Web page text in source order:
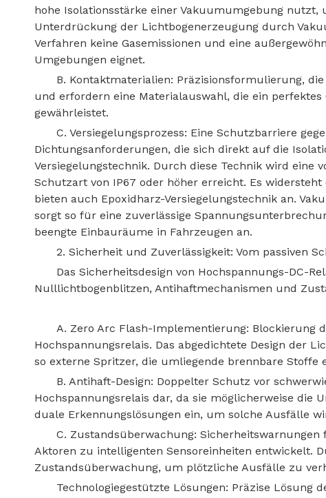
hohe Isolationsstärke einer Vakuumumgebung
Unterdrückung der Lichtbogenerzeugung durch
Verfahren keine Gasemissionen und eine
Umgebungen eignet.
B. Kontaktmaterialien: Präzisionsformulierung,
und erfordern eine Materialauswahl, die ein
gewährleistet.
C. Versiegelungsprozess: Eine Schutzbarriere
Dichtungsanforderungen, die sich direkt auf die
Versiegelungstechnik. Durch diese Technik wird
Schutzart von IP67 oder höher erreicht. Es
bieten auch Epoxidharz-Versiegelungstechnik an.
sorgt so für eine zuverlässige
beengte Einbauräume in Fahrzeugen an.
2. Sicherheit und Zuverlässigkeit: Vom passiven
Das Sicherheitsdesign von Hochspannungs-DC-
Nulllichtbogenblitzen, Antihaftmechanismen und
A. Zero Arc Flash-Implementierung: Blockierung
Hochspannungsrelais. Das abgedichtete Design der
so externe Spritzer, die umliegende brennbare Stoffe
B. Antihaft-Design: Doppelter Schutz vor
Hochspannungsrelais dar, da sie möglicherweise die
duale Erkennungslösungen ein, um solche Ausfälle
C. Zustandsüberwachung:
Aktoren zu intelligenten Sensoreinheiten entwickelt.
Zustandsüberwachung, um plötzliche Ausfälle zu
Technologiegestützte Lösungen: Präzise Lösung